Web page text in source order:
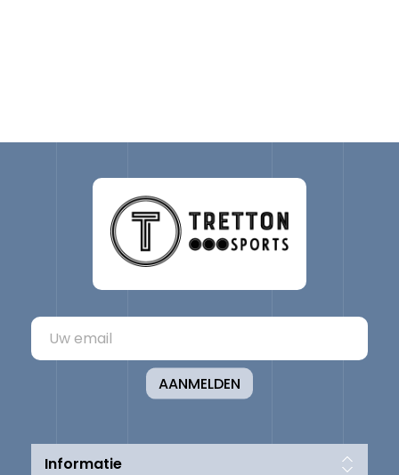
Informatie
AANMELDEN